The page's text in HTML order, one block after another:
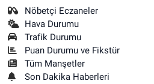
Nöbetçi Eczaneler
Hava Durumu
Trafik Durumu
Puan Durumu ve Fikstür
Tüm Manşetler
Son Dakika Haberleri